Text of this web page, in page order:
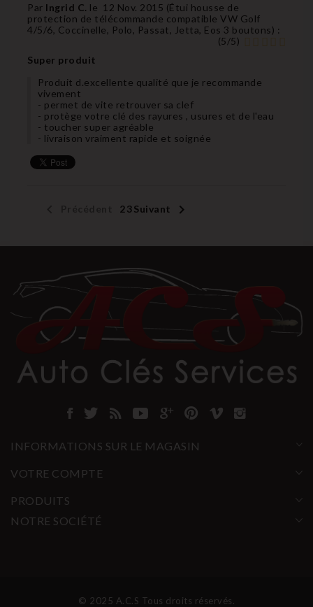
Par Ingrid C. le 12 Nov. 2015 (Étui housse de
protection de télécommande compatible VW Golf
4/5/6, Coccinelle, Polo, Passat, Jetta, Eos 3 boutons) :
(5/5)
Super produit
Produit d.excellente qualité que je recommande
vivement
- permet de vite retrouver sa clef
- protège votre clé des rayures , usures et de l'eau
- toucher super agréable
- livraison vraiment rapide et soignée
23Suivant 
INFORMATIONS SUR LE MAGASIN
VOTRE COMPTE
PRODUITS
NOTRE SOCIÉTÉ
© 2025 A.C.S Tous droits réservés.